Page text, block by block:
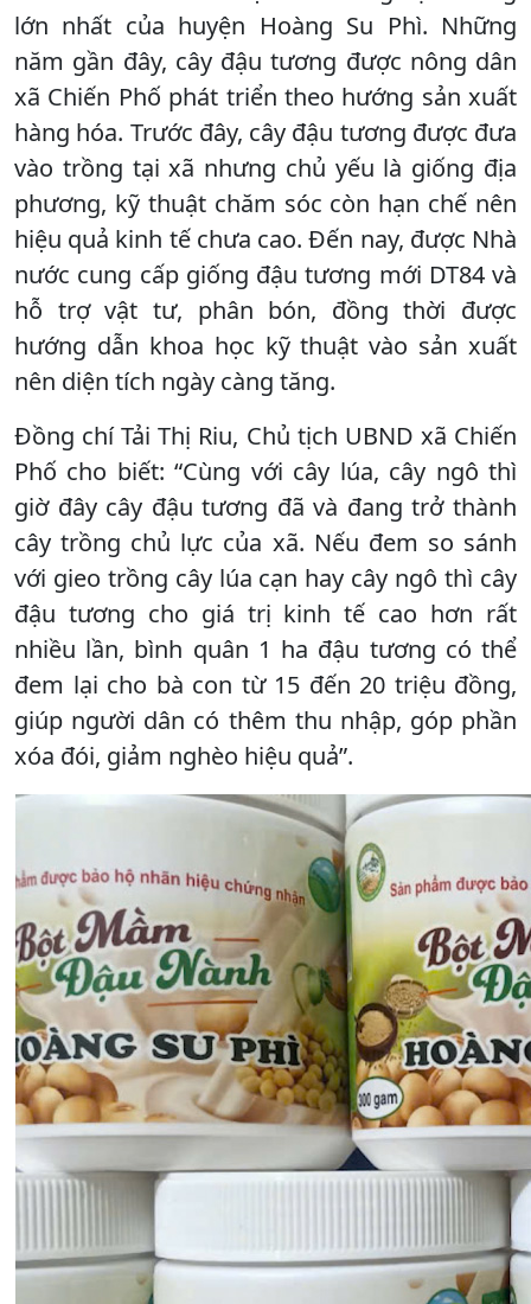
lớn nhất của huyện Hoàng Su Phì. Những
năm gần đây, cây đậu tương được nông dân
xã Chiến Phố phát triển theo hướng sản xuất
hàng hóa. Trước đây, cây đậu tương được đưa
vào trồng tại xã nhưng chủ yếu là giống địa
phương, kỹ thuật chăm sóc còn hạn chế nên
hiệu quả kinh tế chưa cao. Đến nay, được Nhà
nước cung cấp giống đậu tương mới DT84 và
hỗ trợ vật tư, phân bón, đồng thời được
hướng dẫn khoa học kỹ thuật vào sản xuất
nên diện tích ngày càng tăng.
Đồng chí Tải Thị Riu, Chủ tịch UBND xã Chiến
Phố cho biết: “Cùng với cây lúa, cây ngô thì
giờ đây cây đậu tương đã và đang trở thành
cây trồng chủ lực của xã. Nếu đem so sánh
với gieo trồng cây lúa cạn hay cây ngô thì cây
đậu tương cho giá trị kinh tế cao hơn rất
nhiều lần, bình quân 1 ha đậu tương có thể
đem lại cho bà con từ 15 đến 20 triệu đồng,
giúp người dân có thêm thu nhập, góp phần
xóa đói, giảm nghèo hiệu quả”.